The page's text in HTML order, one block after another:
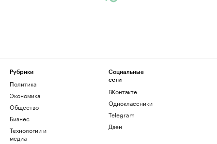
Рубрики
Политика
Экономика
Общество
Бизнес
Технологии и
медиа
Социальные
сети
ВКонтакте
Одноклассники
Telegram
Дзен